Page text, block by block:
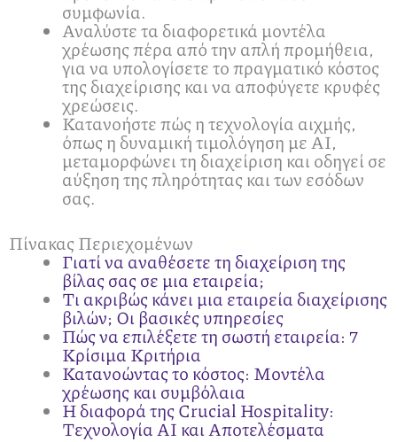
συμφωνία.
Αναλύστε τα διαφορετικά μοντέλα
χρέωσης πέρα από την απλή προμήθεια,
για να υπολογίσετε το πραγματικό κόστος
της διαχείρισης και να αποφύγετε κρυφές
χρεώσεις.
Κατανοήστε πώς η τεχνολογία αιχμής,
όπως η δυναμική τιμολόγηση με AI,
μεταμορφώνει τη διαχείριση και οδηγεί σε
αύξηση της πληρότητας και των εσόδων
σας.
Πίνακας Περιεχομένων
Γιατί να αναθέσετε τη διαχείριση της
βίλας σας σε μια εταιρεία;
Τι ακριβώς κάνει μια εταιρεία διαχείρισης
βιλών; Οι βασικές υπηρεσίες
Πώς να επιλέξετε τη σωστή εταιρεία: 7
Κρίσιμα Κριτήρια
Κατανοώντας το κόστος: Μοντέλα
χρέωσης και συμβόλαια
Η διαφορά της Crucial Hospitality:
Τεχνολογία AI και Αποτελέσματα